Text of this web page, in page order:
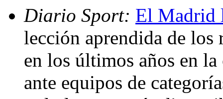
Diario Sport: El Madrid
lección aprendida de
en los últimos años en
ante equipos de